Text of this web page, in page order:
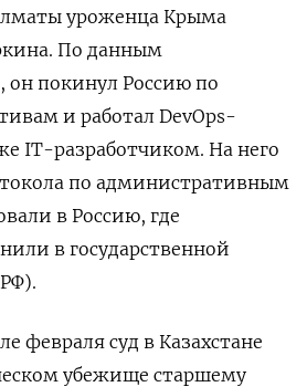
уроженца Крыма
По данным
покинул Россию по
и работал DevOps-
IT-разработчиком. На него
по административным
в Россию, где
в государственной
февраля суд в Казахстане
убежище старшему